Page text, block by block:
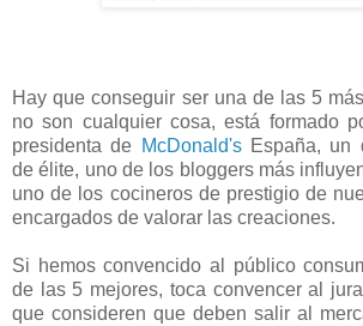
Hay que conseguir ser una de las 5
no son cualquier cosa, está formado
presidenta de McDonald'sEspaña, un
de élite, uno de los bloggers más
uno de los cocineros de prestigio de
encargados de valorar las creaciones.
Si hemos convencido al público
de las 5 mejores, toca convencer al
que consideren que deben salir al